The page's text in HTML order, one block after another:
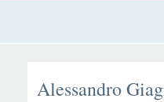
Alessandro